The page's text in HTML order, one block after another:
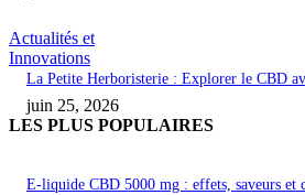
Actualités et
Innovations
La Petite Herboristerie : Explorer le CBD
juin 25, 2026
LES PLUS POPULAIRES
E-liquide CBD 5000 mg : effets, saveurs et